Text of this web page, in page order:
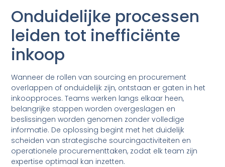
Onduidelijke processen
leiden tot inefficiënte
inkoop
Wanneer de rollen van sourcing en procurement
overlappen of onduidelijk zijn, ontstaan er gaten in het
inkoopproces. Teams werken langs elkaar heen,
belangrijke stappen worden overgeslagen en
beslissingen worden genomen zonder volledige
informatie. De oplossing begint met het duidelijk
scheiden van strategische sourcingactiviteiten en
operationele procurementtaken, zodat elk team zijn
expertise optimaal kan inzetten.